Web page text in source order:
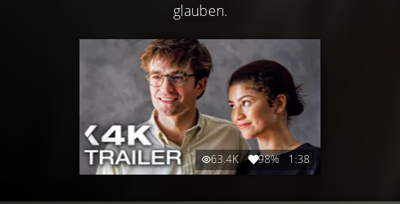
glauben.
63.4K 98% 1:38